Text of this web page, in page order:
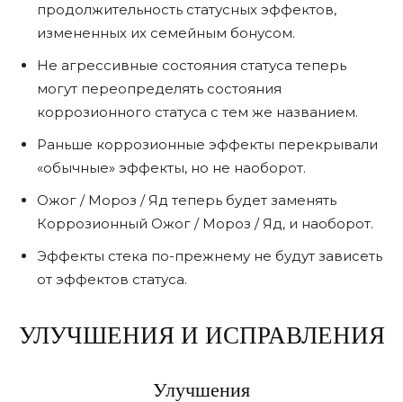
продолжительность статусных эффектов,
измененных их семейным бонусом.
Не агрессивные состояния статуса теперь
могут переопределять состояния
коррозионного статуса с тем же названием.
Раньше коррозионные эффекты перекрывали
«обычные» эффекты, но не наоборот.
Ожог / Мороз / Яд теперь будет заменять
Коррозионный Ожог / Мороз / Яд, и наоборот.
Эффекты стека по-прежнему не будут зависеть
от эффектов статуса.
УЛУЧШЕНИЯ И ИСПРАВЛЕНИЯ
Улучшения